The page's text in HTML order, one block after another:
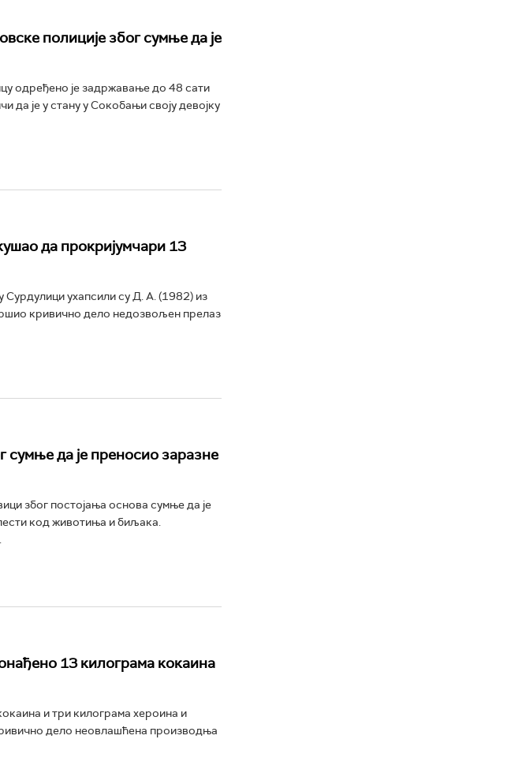
полиције због сумње да је
одређено је задржавање до 48 сати
да је у стану у Сокобањи своју девојку
да прокријумчари 13
ухапсили су Д. А. (1982) из
кривично дело недозвољен прелаз
да је преносио заразне
због постојања основа сумње да је
код животиња и биљака.
13 килограма кокаина
и три килограма хероина и
дело неовлашћена производња